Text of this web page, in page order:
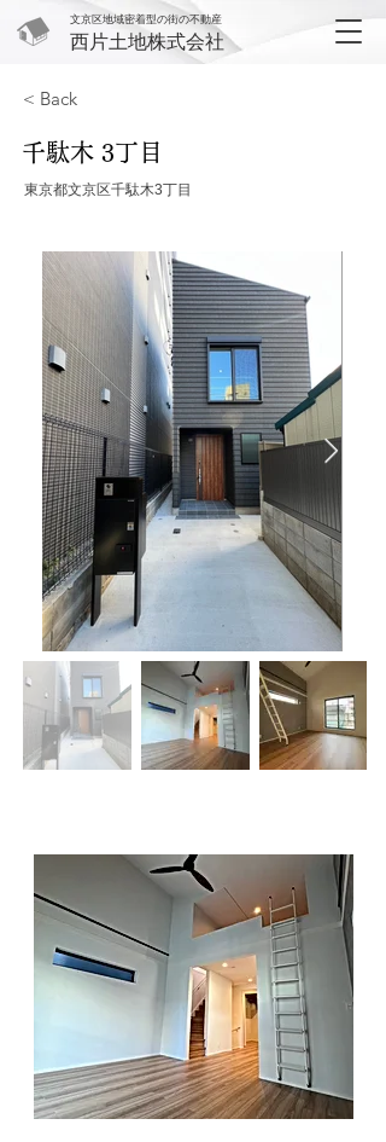
文京区地域密着型の街の不動産
西片土地株式会社
< Back
千駄木 3丁目
東京都文京区千駄木3丁目